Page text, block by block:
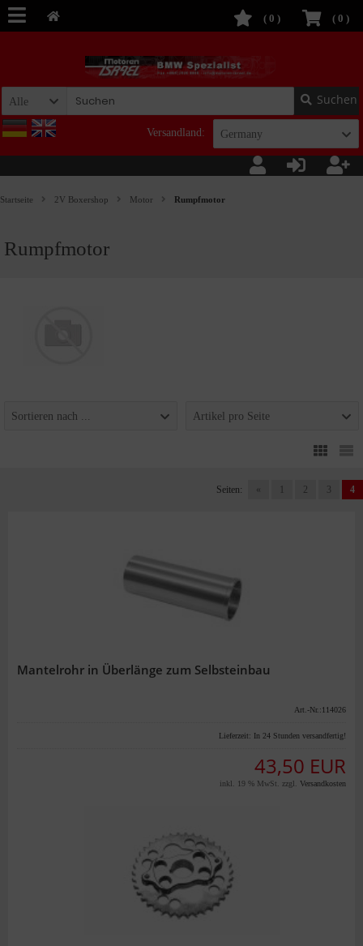
( 0 )
( 0 )
Alle Suchen
Versandland: Germany
Startseite 2V Boxershop Motor Rumpfmotor
Rumpfmotor
Sortieren nach ... Artikel pro Seite
Seiten: « 2 3 4
Mantelrohr in Überlänge zum Selbsteinbau
Art.-Nr.:114026
Lieferzeit: In 24 Stunden versandfertig!
43,50 EUR
inkl. 19 % MwSt. zzgl. Versandkosten